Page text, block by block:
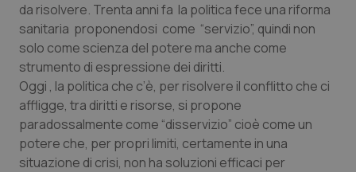
Molise
Piemonte
Provincia Autonoma di Bolzano
Provincia Autonoma di Trento
Epatiti
HIV
Infezioni & Febbre
Ipertensione & Scompenso
da risolvere. Trenta anni fa la politica fece una riforma
sanitaria proponendosi come “servizio”, quindi non
solo come scienza del potere ma anche come
strumento di espressione dei diritti.
Oggi , la politica che c’è, per risolvere il conflitto che ci
affligge, tra diritti e risorse, si propone
paradossalmente come “disservizio” cioè come un
potere che, per propri limiti, certamente in una
situazione di crisi, non ha soluzioni efficaci per